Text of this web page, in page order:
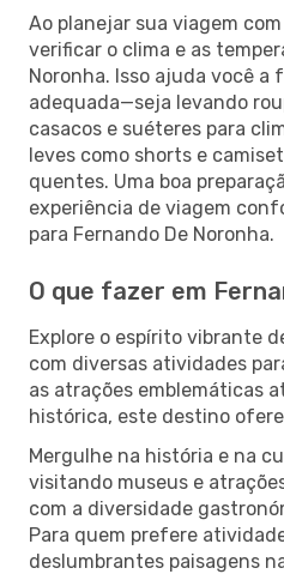
Ao planejar sua viagem
verificar o clima e as
Noronha. Isso ajuda você a
adequada—seja levando
casacos e suéteres para
leves como shorts e
quentes. Uma boa
experiência de viagem
para Fernando De Noronha.
O que fazer em
Explore o espírito vibrante
com diversas atividades
as atrações emblemáticas
histórica, este destino
Mergulhe na história e na
visitando museus e
com a diversidade
Para quem prefere
deslumbrantes paisagens